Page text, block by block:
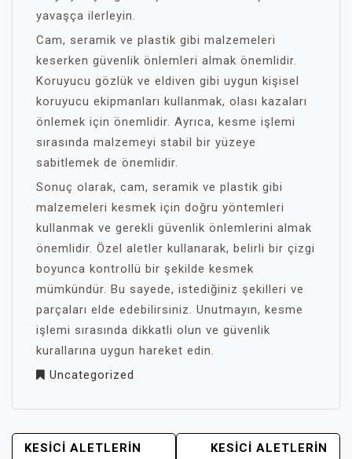
yavaşça ilerleyin.
Cam, seramik ve plastik gibi malzemeleri
keserken güvenlik önlemleri almak önemlidir.
Koruyucu gözlük ve eldiven gibi uygun kişisel
koruyucu ekipmanları kullanmak, olası kazaları
önlemek için önemlidir. Ayrıca, kesme işlemi
sırasında malzemeyi stabil bir yüzeye
sabitlemek de önemlidir.
Sonuç olarak, cam, seramik ve plastik gibi
malzemeleri kesmek için doğru yöntemleri
kullanmak ve gerekli güvenlik önlemlerini almak
önemlidir. Özel aletler kullanarak, belirli bir çizgi
boyunca kontrollü bir şekilde kesmek
mümkündür. Bu sayede, istediğiniz şekilleri ve
parçaları elde edebilirsiniz. Unutmayın, kesme
işlemi sırasında dikkatli olun ve güvenlik
kurallarına uygun hareket edin.
Uncategorized
YAZI
KESICI ALETLERIN KESICI ALETLERIN